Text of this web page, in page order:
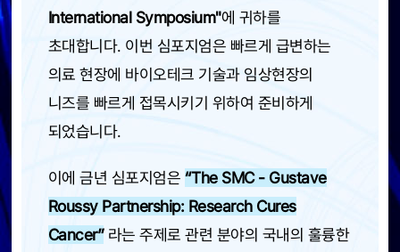
International Symposium"에 귀하를
초대합니다. 이번 심포지엄은 빠르게 급변하는
의료 현장에 바이오테크 기술과 임상현장의
니즈를 빠르게 접목시키기 위하여 준비하게
되었습니다.
이에 금년 심포지엄은 “The SMC - Gustave
Roussy Partnership: Research Cures
Cancer”라는 주제로 관련 분야의 국내의 훌륭한